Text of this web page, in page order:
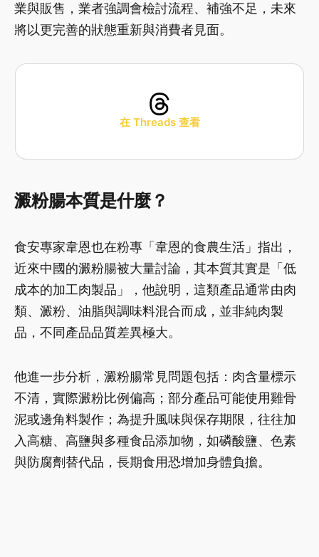
業與販售，業者強調會檢討流程、補強不足，未來
將以更完善的狀態重新與消費者見面。
在 Threads 查看
澱粉腸本質是什麼？
食安專家韋恩也在粉專「韋恩的食農生活」指出，
近來中國的澱粉腸被大量討論，其本質其實是「低
成本的加工肉製品」，他說明，這類產品通常由肉
類、澱粉、油脂與調味料混合而成，並非純肉製
品，不同產品品質差異極大。
他進一步分析，澱粉腸常見問題包括：肉含量標示
不清，實際澱粉比例偏高；部分產品可能使用雞骨
泥或邊角料製作；為提升風味與保存期限，往往加
入高糖、高鹽與多種食品添加物，如磷酸鹽、色素
與防腐劑替代品，長期食用恐增加身體負擔。